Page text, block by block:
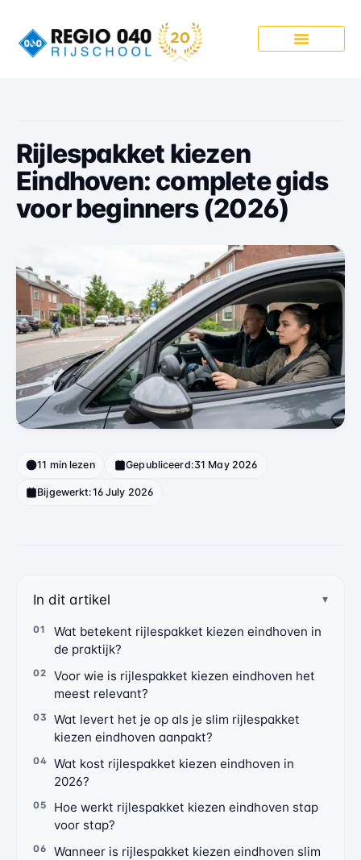
Rijlespakket kiezen
Eindhoven: complete gids
voor beginners (2026)
11 min lezen Gepubliceerd:31 May 2026
Bijgewerkt:16 July 2026
In dit artikel
Wat betekent rijlespakket kiezen eindhoven in
de praktijk?
Voor wie is rijlespakket kiezen eindhoven het
meest relevant?
Wat levert het je op als je slim rijlespakket
kiezen eindhoven aanpakt?
Wat kost rijlespakket kiezen eindhoven in
2026?
Hoe werkt rijlespakket kiezen eindhoven stap
voor stap?
Wanneer is rijlespakket kiezen eindhoven slim